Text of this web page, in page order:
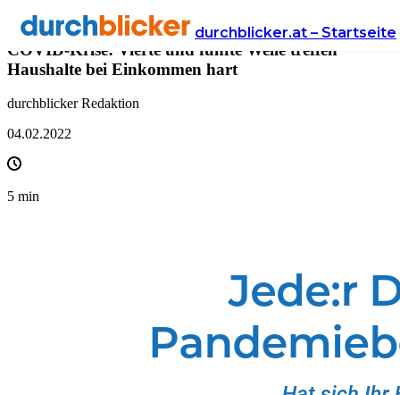
durchblicker.at – Startseite
Presse
COVID-Krise: Vierte und fünfte Welle treffen
Haushalte bei Einkommen hart
durchblicker Redaktion
04.02.2022
5 min